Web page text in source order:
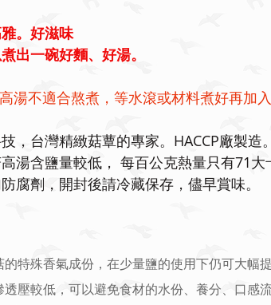
。好滋味
出一碗好麵、好湯。
湯不適合熬煮，等水滾或材料煮好再加入
，台灣精緻菇蕈的專家。HACCP廠製造。
湯含鹽量較低， 每百公克熱量只有71大
腐劑，開封後請冷藏保存，儘早賞味。
的特殊香氣成份，在少量鹽的使用下仍可大幅
透壓較低，可以避免食材的水份、養分、口感流